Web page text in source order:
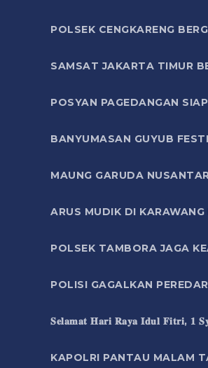
POLSEK CENGKARENG
SAMSAT JAKARTA TIMUR
POSYAN PAGEDANGAN
BANYUMASAN GUYUB
MAUNG GARUDA
ARUS MUDIK DI
POLSEK TAMBORA JAGA
POLISI GAGALKAN
𝐒𝐞𝐥𝐚𝐦𝐚𝐭 𝐇𝐚𝐫𝐢 𝐑𝐚𝐲𝐚 𝐈𝐝𝐮𝐥 𝐅𝐢𝐭𝐫𝐢,
KAPOLRI PANTAU MALAM